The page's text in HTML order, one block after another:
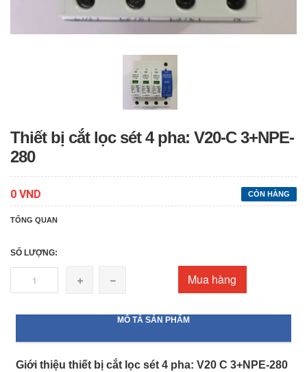
Thiết bị cắt lọc sét 4 pha: V20-C 3+NPE-
280
CÒN HÀNG
0 VND
TỔNG QUAN
SỐ LƯỢNG:
Mua hàng
MÔ TẢ SẢN PHẨM
Giới thiệu thiết bị cắt lọc sét 4 pha: V20 C 3+NPE-280